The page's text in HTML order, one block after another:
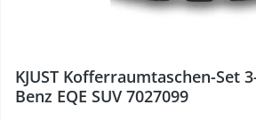
KJUST Kofferraumtaschen-Set
Benz EQE SUV 7027099